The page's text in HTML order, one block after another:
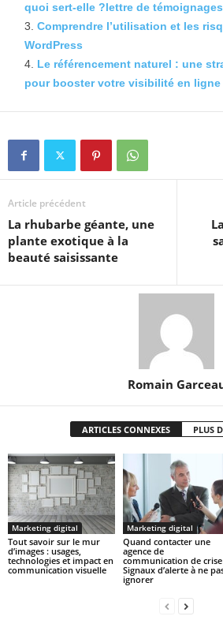
quoi sert-elle ?lettre de témoignages
Comprendre l’utilisation et les
WordPress
Le référencement naturel : une
pour booster votre visibilité en ligne
Article précédent
La rhubarbe géante, une
plante exotique à la
beauté saisissante
Romain
ARTICLES CONNEXES PLUS
Marketing digital
Tout savoir sur le mur
d’images : usages,
technologies et impact en
communication visuelle
Marketing digital
Quand contacter une
agence de
communication de crise
Signaux d’alerte à ne
ignorer